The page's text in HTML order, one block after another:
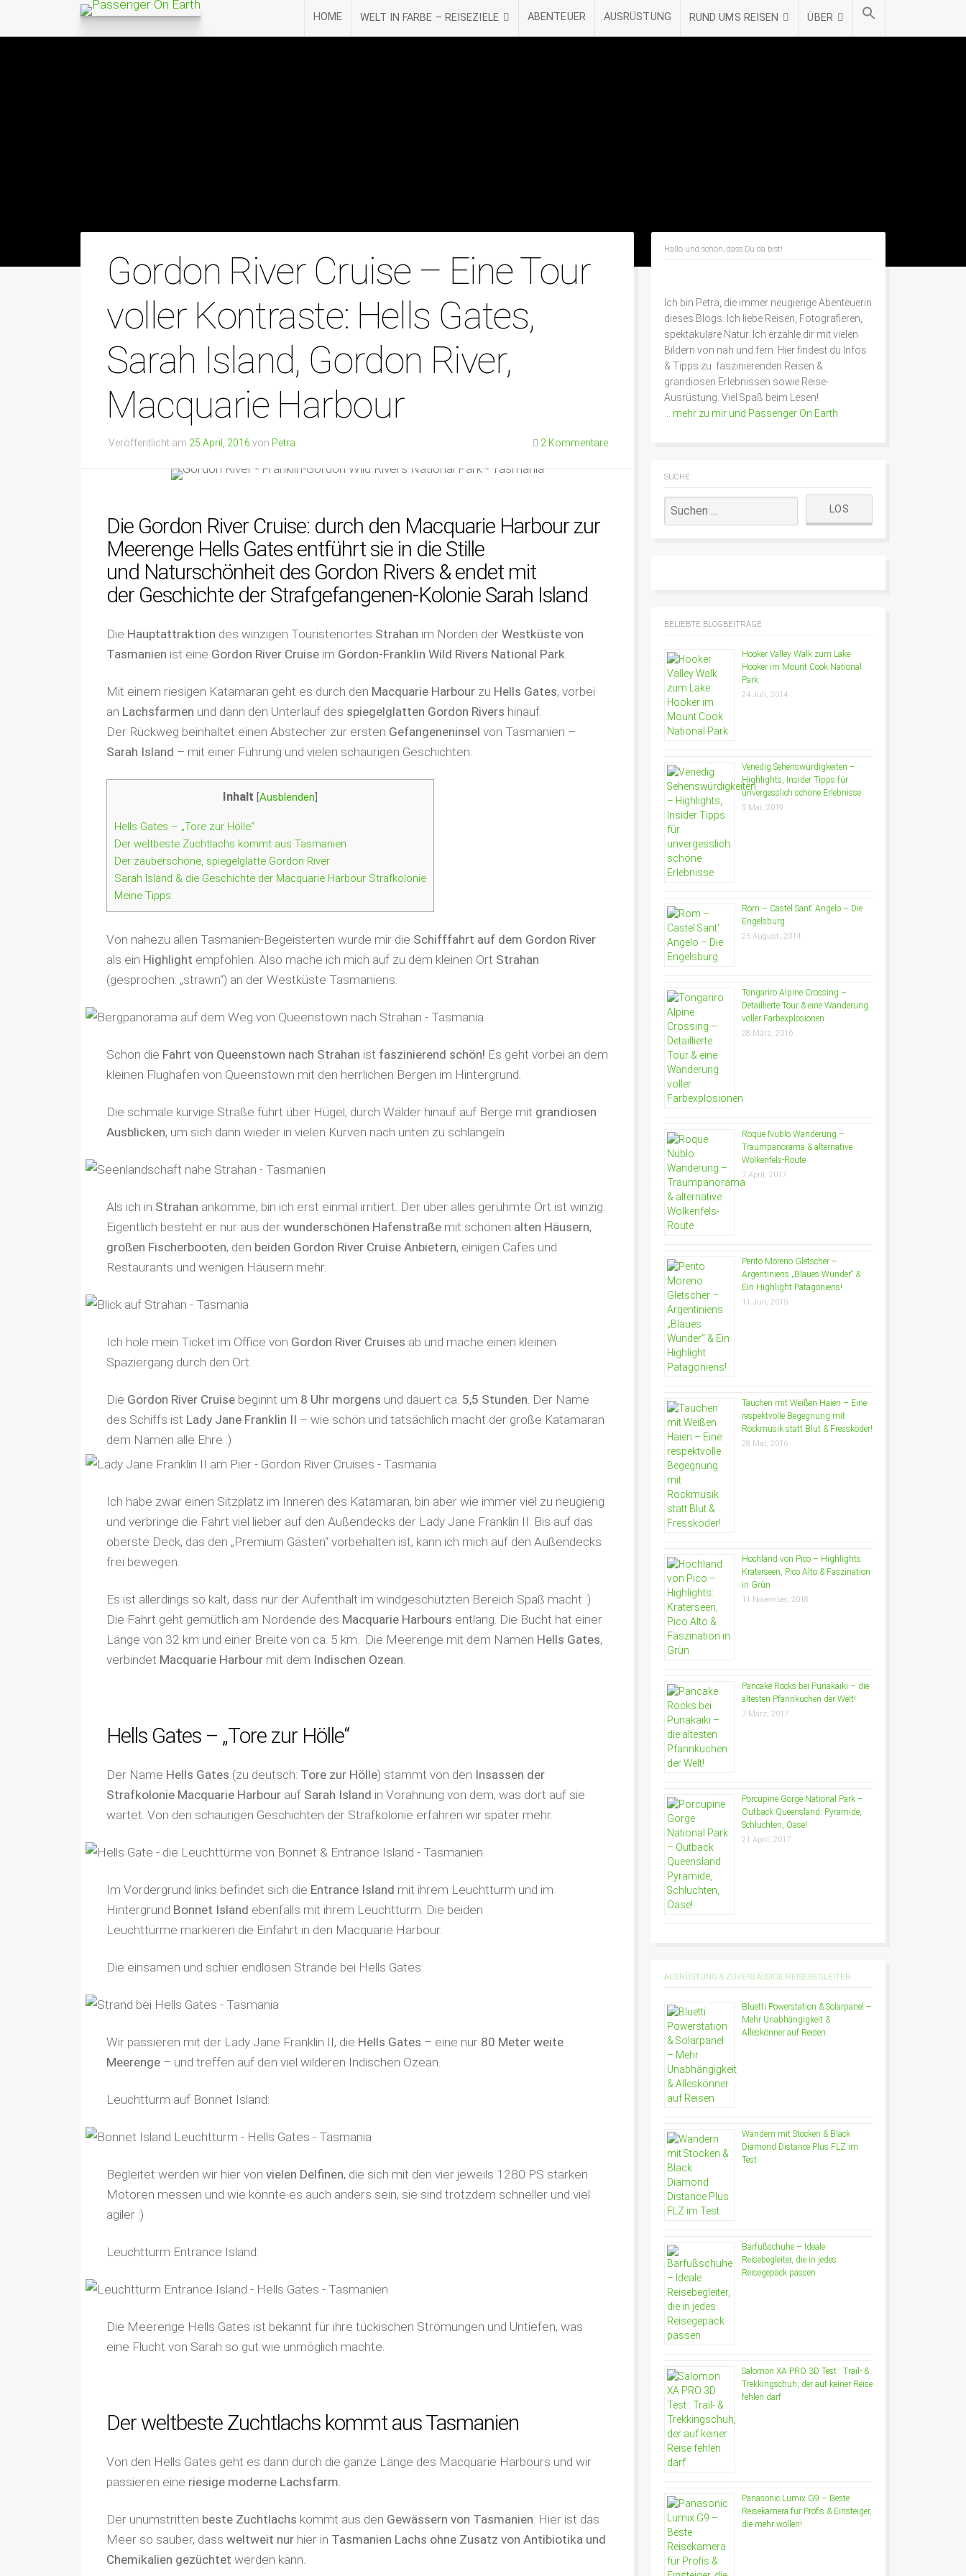
HOME WELT IN FARBE – REISEZIELE ABENTEUER AUSRÜSTUNG RUND UMS REISEN ÜBER
Gordon River Cruise – Eine Tour
voller Kontraste: Hells Gates,
Sarah Island, Gordon River,
Macquarie Harbour
Veröffentlicht am 25 April, 2016 von Petra 2 Kommentare
Die Gordon River Cruise: durch den Macquarie Harbour zur
Meerenge Hells Gates entführt sie in die Stille
und Naturschönheit des Gordon Rivers & endet mit
der Geschichte der Strafgefangenen-Kolonie Sarah Island
Die Hauptattraktion des winzigen Touristenortes Strahan im Norden der Westküste von
Tasmanien ist eine Gordon River Cruise im Gordon-Franklin Wild Rivers National Park.
Mit einem riesigen Katamaran geht es durch den Macquarie Harbour zu Hells Gates, vorbei
an Lachsfarmen und dann den Unterlauf des spiegelglatten Gordon Rivers hinauf.
Der Rückweg beinhaltet einen Abstecher zur ersten Gefangeneninsel von Tasmanien –
Sarah Island – mit einer Führung und vielen schaurigen Geschichten.
Inhalt [Ausblenden]
Hells Gates – „Tore zur Hölle“
Der weltbeste Zuchtlachs kommt aus Tasmanien
Der zauberschöne, spiegelglatte Gordon River
Sarah Island & die Geschichte der Macquarie Harbour Strafkolonie
Meine Tipps:
Von nahezu allen Tasmanien-Begeisterten wurde mir die Schifffahrt auf dem Gordon River
als ein Highlight empfohlen. Also mache ich mich auf zu dem kleinen Ort Strahan
(gesprochen: „strawn“) an der Westküste Tasmaniens.
Schon die Fahrt von Queenstown nach Strahan ist faszinierend schön! Es geht vorbei an dem
kleinen Flughafen von Queenstown mit den herrlichen Bergen im Hintergrund.
Die schmale kurvige Straße führt über Hügel, durch Wälder hinauf auf Berge mit grandiosen
Ausblicken, um sich dann wieder in vielen Kurven nach unten zu schlängeln.
Als ich in Strahan ankomme, bin ich erst einmal irritiert. Der über alles gerühmte Ort ist winzig.
Eigentlich besteht er nur aus der wunderschönen Hafenstraße mit schönen alten Häusern,
großen Fischerbooten, den beiden Gordon River Cruise Anbietern, einigen Cafes und
Restaurants und wenigen Häusern mehr.
Ich hole mein Ticket im Office von Gordon River Cruises ab und mache einen kleinen
Spaziergang durch den Ort.
Die Gordon River Cruise beginnt um 8 Uhr morgens und dauert ca. 5,5 Stunden. Der Name
des Schiffs ist Lady Jane Franklin II – wie schön und tatsächlich macht der große Katamaran
dem Namen alle Ehre :)
Ich habe zwar einen Sitzplatz im Inneren des Katamaran, bin aber wie immer viel zu neugierig
und verbringe die Fahrt viel lieber auf den Außendecks der Lady Jane Franklin II. Bis auf das
oberste Deck, das den „Premium Gästen“ vorbehalten ist, kann ich mich auf den Außendecks
frei bewegen.
Es ist allerdings so kalt, dass nur der Aufenthalt im windgeschützten Bereich Spaß macht :)
Die Fahrt geht gemütlich am Nordende des Macquarie Harbours entlang. Die Bucht hat einer
Länge von 32 km und einer Breite von ca. 5 km. Die Meerenge mit dem Namen Hells Gates,
verbindet Macquarie Harbour mit dem Indischen Ozean.
Hells Gates – „Tore zur Hölle“
Der Name Hells Gates (zu deutsch: Tore zur Hölle) stammt von den Insassen der
Strafkolonie Macquarie Harbour auf Sarah Island in Vorahnung von dem, was dort auf sie
wartet. Von den schaurigen Geschichten der Strafkolonie erfahren wir später mehr.
Im Vordergrund links befindet sich die Entrance Island mit ihrem Leuchtturm und im
Hintergrund Bonnet Island ebenfalls mit ihrem Leuchtturm. Die beiden
Leuchttürme markieren die Einfahrt in den Macquarie Harbour.
Die einsamen und schier endlosen Strände bei Hells Gates:
Wir passieren mit der Lady Jane Franklin II, die Hells Gates – eine nur 80 Meter weite
Meerenge – und treffen auf den viel wilderen Indischen Ozean.
Leuchtturm auf Bonnet Island:
Begleitet werden wir hier von vielen Delfinen, die sich mit den vier jeweils 1280 PS starken
Motoren messen und wie könnte es auch anders sein, sie sind trotzdem schneller und viel
agiler :)
Leuchtturm Entrance Island:
Die Meerenge Hells Gates ist bekannt für ihre tückischen Strömungen und Untiefen, was
eine Flucht von Sarah so gut wie unmöglich machte.
Der weltbeste Zuchtlachs kommt aus Tasmanien
Von den Hells Gates geht es dann durch die ganze Länge des Macquarie Harbours und wir
passieren eine riesige moderne Lachsfarm.
Der unumstritten beste Zuchtlachs kommt aus den Gewässern von Tasmanien. Hier ist das
Meer so sauber, dass weltweit nur hier in Tasmanien Lachs ohne Zusatz von Antibiotika und
Chemikalien gezüchtet werden kann.
Hallo und schön, dass Du da bist!
Ich bin Petra, die immer neugierige Abenteuerin
dieses Blogs. Ich liebe Reisen, Fotografieren,
spektakuläre Natur. Ich erzähle dir mit vielen
Bildern von nah und fern. Hier findest du Infos
& Tipps zu faszinierenden Reisen &
grandiosen Erlebnissen sowie Reise-
Ausrüstung. Viel Spaß beim Lesen!
… mehr zu mir und Passenger On Earth
SUCHE
BELIEBTE BLOGBEITRÄGE
Hooker Valley Walk zum Lake
Hooker im Mount Cook National
Park
24 Juli, 2014
Venedig Sehenswürdigkeiten –
Highlights, Insider Tipps für
unvergesslich schöne Erlebnisse
5 Mai, 2019
Rom – Castel Sant‘ Angelo – Die
Engelsburg
25 August, 2014
Tongariro Alpine Crossing –
Detaillierte Tour & eine Wanderung
voller Farbexplosionen
28 März, 2016
Roque Nublo Wanderung –
Traumpanorama & alternative
Wolkenfels-Route
7 April, 2017
Perito Moreno Gletscher –
Argentiniens „Blaues Wunder“ &
Ein Highlight Patagoniens!
11 Juli, 2015
Tauchen mit Weißen Haien – Eine
respektvolle Begegnung mit
Rockmusik statt Blut & Fressköder!
28 Mai, 2016
Hochland von Pico – Highlights:
Kraterseen, Pico Alto & Faszination
in Grün
11 November, 2018
Pancake Rocks bei Punakaiki – die
ältesten Pfannkuchen der Welt!
7 März, 2017
Porcupine Gorge National Park –
Outback Queensland: Pyramide,
Schluchten, Oase!
21 April, 2017
AUSRÜSTUNG & ZUVERLÄSSIGE REISEBEGLEITER
Bluetti Powerstation & Solarpanel –
Mehr Unabhängigkeit &
Alleskönner auf Reisen
Wandern mit Stöcken & Black
Diamond Distance Plus FLZ im
Test
Barfußschuhe – Ideale
Reisebegleiter, die in jedes
Reisegepäck passen
Salomon XA PRO 3D Test : Trail- &
Trekkingschuh, der auf keiner Reise
fehlen darf
Panasonic Lumix G9 – Beste
Reisekamera für Profis & Einsteiger,
die mehr wollen!